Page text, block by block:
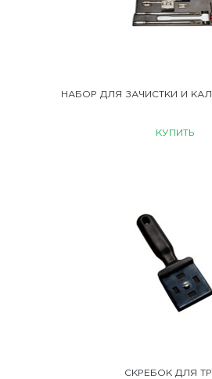
НАБОР ДЛЯ ЗАЧИСТКИ И
КУПИТЬ
СКРЕБОК ДЛЯ